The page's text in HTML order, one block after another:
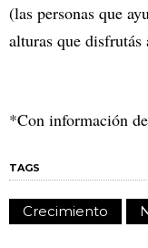
(las personas que
alturas que disfrutás
*Con información
TAGS
Crecimiento